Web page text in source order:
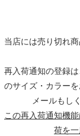
当店には売り切れ
再入荷通知の登録
のサイズ・カラー
メールもし
この再入荷通知機
荷を